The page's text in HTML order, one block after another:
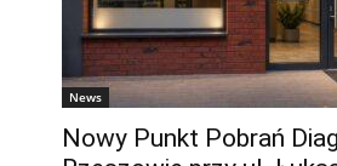
News
Nowy Punkt Pobrań